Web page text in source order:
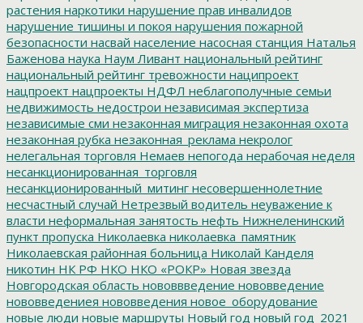
растения наркотики нарушение прав инвалидов
нарушение тишины и покоя нарушения пожарной
безопасности насвай население насосная станция Наталья
Баженова наука Наум Ливант национальный рейтинг
национальный рейтинг тревожности наципроект
нацпроект нацпроекты НДФЛ неблагополучные семьи
недвижимость недострои независимая экспертиза
независимые сми незаконная миграция незаконная охота
незаконная рубка незаконная_реклама некролог
нелегальная торговля Немаев непогода нерабочая неделя
несанкционированная_торговля
несанкционированный_митинг несовершеннолетние
несчастный случай Нетрезвый водитель неуважение к
власти неформальная занятость нефть Нижнеленинский
пункт пропуска Николаевка николаевка_памятник
Николаевская районная больница Николай Канделя
никотин НК РФ НКО НКО «РОКР» Новая звезда
Новгородская область нововвведение нововведение
нововведениея нововведения новое_оборудование
новые люди новые маршруты Новый год новый год_2021